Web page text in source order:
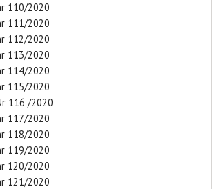
110/2020
111/2020
112/2020
113/2020
114/2020
115/2020
116 /2020
117/2020
118/2020
119/2020
120/2020
121/2020